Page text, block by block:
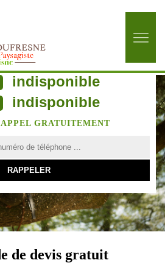
indisponible
indisponible
GRATUITEMENT
de devis gratuit